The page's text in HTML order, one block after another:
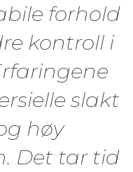
forhold
kontroll i
slakt
høy
Det tar tid